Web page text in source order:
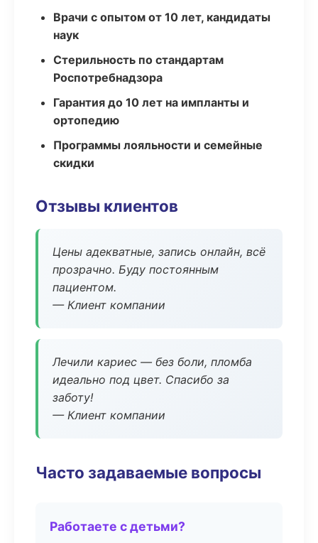
Врачи с опытом от 10 лет, кандидаты
наук
Стерильность по стандартам
Роспотребнадзора
Гарантия до 10 лет на импланты и
ортопедию
Программы лояльности и семейные
скидки
Отзывы клиентов
Цены адекватные, запись онлайн, всё
прозрачно. Буду постоянным
пациентом.
— Клиент компании
Лечили кариес — без боли, пломба
идеально под цвет. Спасибо за
заботу!
— Клиент компании
Часто задаваемые вопросы
Работаете с детьми?